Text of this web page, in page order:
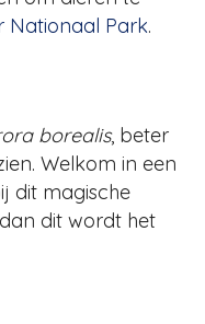
Nationaal Park.
borealis, beter
Welkom in een
dit magische
dit wordt het